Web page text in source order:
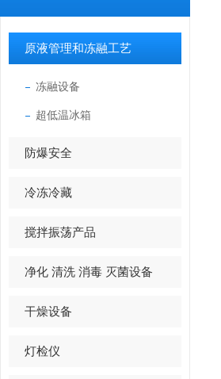
原液管理和冻融工艺
冻融设备
超低温冰箱
防爆安全
冷冻冷藏
搅拌振荡产品
净化 清洗 消毒 灭菌设备
干燥设备
灯检仪